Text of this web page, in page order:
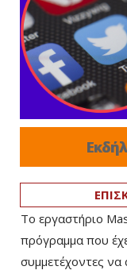
Το εργαστήριο
πρόγραμμα που
συμμετέχοντες